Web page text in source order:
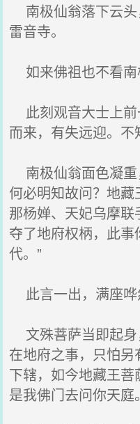
南极仙翁落下云头
雷音寺。
如来佛祖也不看南
此刻观音大士上前
而来，有失远迎。不
南极仙翁面色凝重
何必明知故问？地
那杨婵、天妃乌摩联
夺了地府权柄，此
代。”
此言一出，满座哗
文殊菩萨当即起身
在地府之事，只怕
下辖，如今地藏王
是我佛门去问你天庭